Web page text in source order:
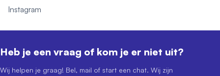
Instagram
Heb je een vraag of kom je er niet uit?
Wij helpen je graag! Bel, mail of start een chat. Wij zijn